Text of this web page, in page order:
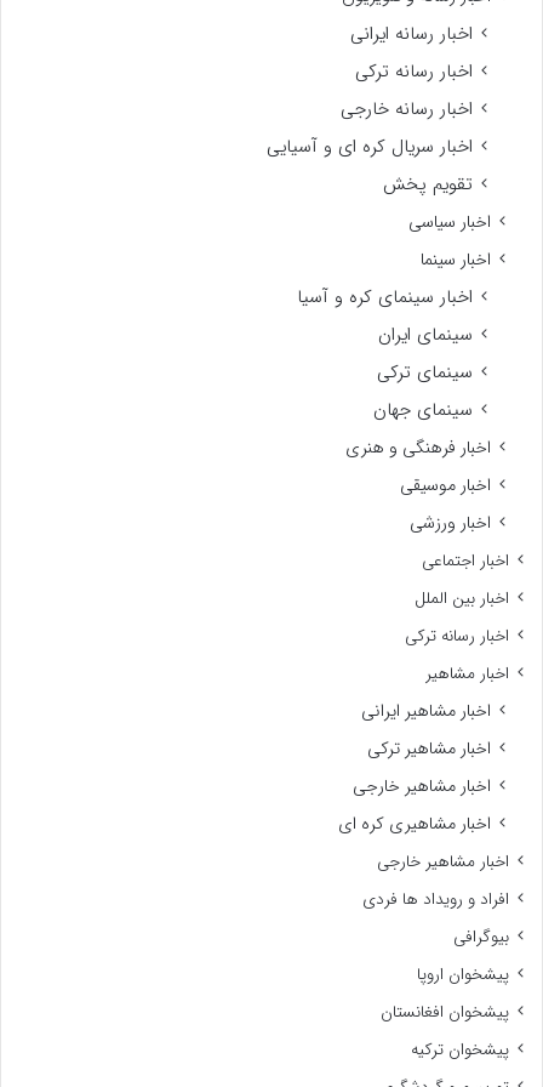
اخبار رسانه ایرانی
اخبار رسانه ترکی
اخبار رسانه خارجی
اخبار سریال کره ای و آسیایی
تقویم پخش
اخبار سیاسی
اخبار سینما
اخبار سینمای کره و آسیا
سینمای ایران
سینمای ترکی
سینمای جهان
اخبار فرهنگی و هنری
اخبار موسیقی
اخبار ورزشی
اخبار اجتماعی
اخبار بین الملل
اخبار رسانه ترکی
اخبار مشاهیر
اخبار مشاهیر ایرانی
اخبار مشاهیر ترکی
اخبار مشاهیر خارجی
اخبار مشاهیری کره ای
اخبار مشاهیر خارجی
افراد و رویداد ها فردی
بیوگرافی
پیشخوان اروپا
پیشخوان افغانستان
پیشخوان ترکیه